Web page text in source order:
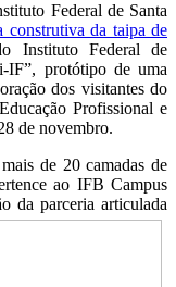
Federal de Santa
construtiva da taipa de
Instituto Federal de
IF”, protótipo de uma
dos visitantes do
Profissional e
de novembro.
de 20 camadas de
ao IFB Campus
da parceria articulada